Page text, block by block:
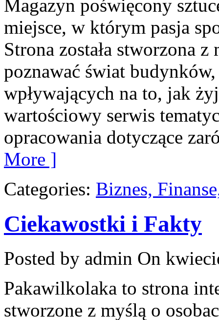
Magazyn poświęcony
miejsce, w którym pasja
Strona została stworzona
poznawać świat
wpływających na to, jak
wartościowy serwis
opracowania dotyczące
More ]
Categories: Biznes,
Ciekawostki i Fakty
Posted by admin On
Pakawilkolaka to strona
stworzone z myślą o